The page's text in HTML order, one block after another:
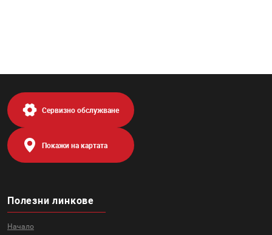
Полезни линкове
Начало
Сервизно обслужване
Покажи на картата